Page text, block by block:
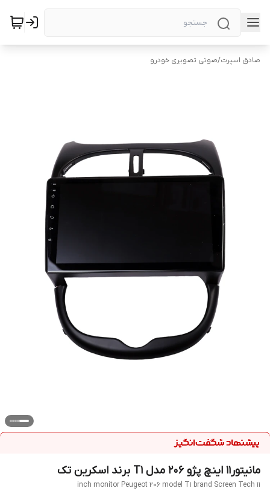
صادق اسپرت/صوتی تصویری خودرو
مانیتور11 اینچ پژو 206 مدل T1 برند اسکرین تک
11 inch monitor Peugeot 206 model T1 brand Screen Tech